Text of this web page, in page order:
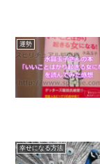
運勢
幸せになる方法